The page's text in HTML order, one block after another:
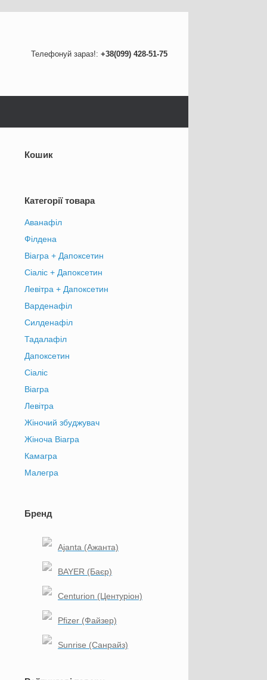
Телефонуй зараз!: +38(099) 428-51-75
Кошик
Категорії товара
Аванафіл
Філдена
Віагра + Дапоксетин
Сіаліс + Дапоксетин
Левітра + Дапоксетин
Варденафіл
Силденафіл
Тадалафіл
Дапоксетин
Сіаліс
Віагра
Левітра
Жіночий збуджувач
Жіноча Віагра
Камагра
Малегра
Бренд
Ajanta (Ажанта)
BAYER (Баєр)
Centurion (Центуріон)
Pfizer (Файзер)
Sunrise (Санрайз)